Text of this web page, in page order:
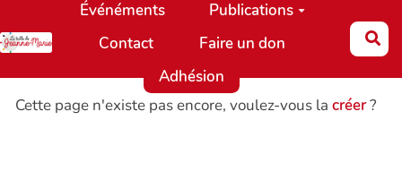
Aller au contenu principal
Événéments
Publications
Contact
Faire un don
Adhésion
Cette page n'existe pas encore, voulez-vous la créer?